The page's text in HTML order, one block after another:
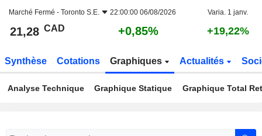
Marché Fermé - Toronto S.E. 22:00:00 06/08/2026 Varia. 1 janv.
21,28 CAD +0,85% +19,22%
Synthèse Cotations Graphiques Actualités
Analyse Technique Graphique Statique Graphique Total